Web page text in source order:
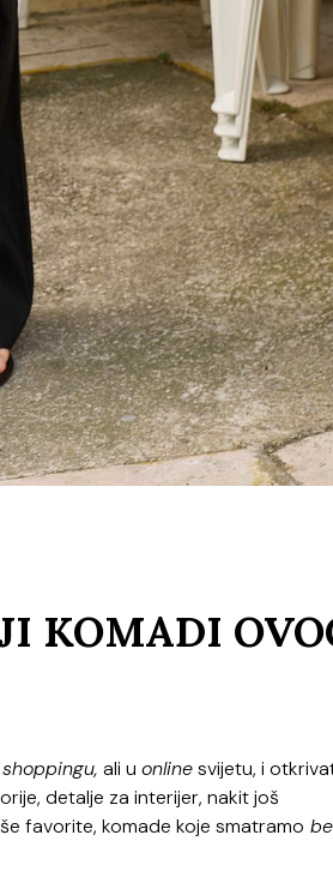
KOMADI
ali u onlinesvijetu, i
detalje za interijer, nakit još
favorite, komade koje smatramo